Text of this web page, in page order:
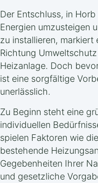
Der Entschluss, in
Energien umzusteigen
zu installieren,
Richtung
Heizanlage. Doch
ist eine sorgfältige
unerlässlich.
Zu Beginn steht eine
individuellen
spielen Faktoren wie
bestehende
Gegebenheiten Ihrer
und gesetzliche